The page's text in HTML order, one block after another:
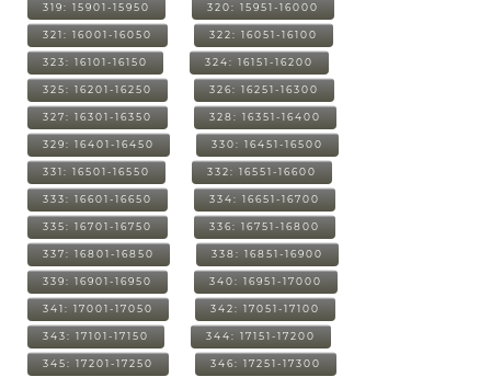
319: 15901-15950 320: 15951-16000
321: 16001-16050 322: 16051-16100
323: 16101-16150 324: 16151-16200
325: 16201-16250 326: 16251-16300
327: 16301-16350 328: 16351-16400
329: 16401-16450 330: 16451-16500
331: 16501-16550 332: 16551-16600
333: 16601-16650 334: 16651-16700
335: 16701-16750 336: 16751-16800
337: 16801-16850 338: 16851-16900
339: 16901-16950 340: 16951-17000
341: 17001-17050 342: 17051-17100
343: 17101-17150 344: 17151-17200
345: 17201-17250 346: 17251-17300